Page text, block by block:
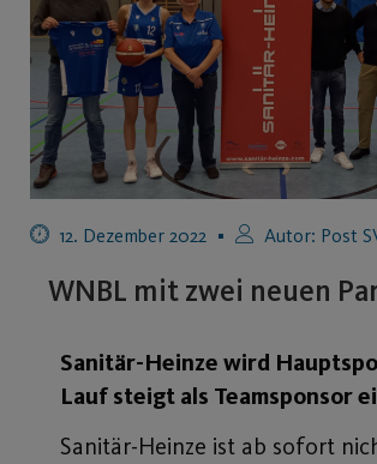
12. Dezember 2022 Autor: Post
WNBL mit zwei neuen
Sanitär-Heinze wird
Lauf steigt als Teamsponsor
Sanitär-Heinze ist ab sofort